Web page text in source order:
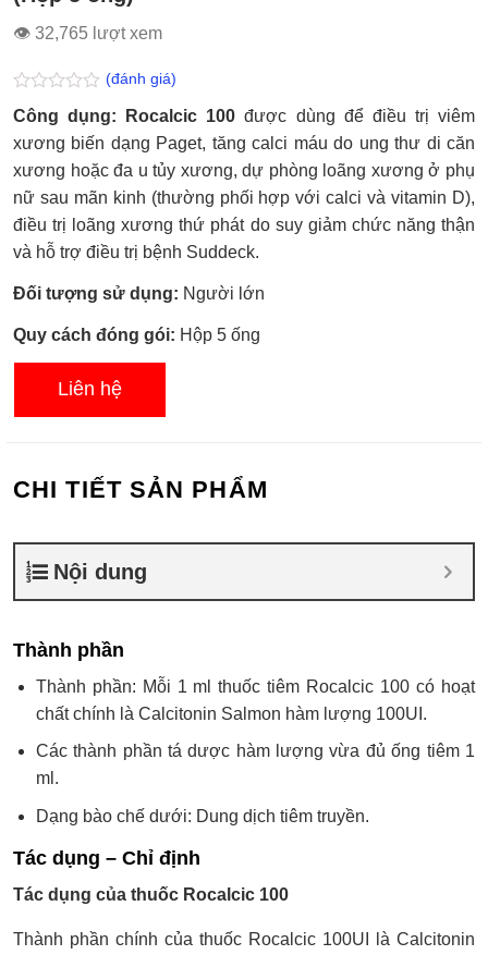
👁 32,765 lượt xem
Được
xếp
hạng
5
sao
(đánh giá)
Công dụng: Rocalcic 100 được dùng để điều trị viêm
xương biến dạng Paget, tăng calci máu do ung thư di căn
xương hoặc đa u tủy xương, dự phòng loãng xương ở phụ
nữ sau mãn kinh (thường phối hợp với calci và vitamin D),
điều trị loãng xương thứ phát do suy giảm chức năng thận
và hỗ trợ điều trị bệnh Suddeck.
Đối tượng sử dụng: Người lớn
Quy cách đóng gói: Hộp 5 ống
Liên hệ
CHI TIẾT SẢN PHẨM
Nội dung
Thành phần
Thành phần: Mỗi 1 ml thuốc tiêm Rocalcic 100 có hoạt
chất chính là Calcitonin Salmon hàm lượng 100UI.
Các thành phần tá dược hàm lượng vừa đủ ống tiêm 1
ml.
Dạng bào chế dưới: Dung dịch tiêm truyền.
Tác dụng – Chỉ định
Tác dụng của thuốc Rocalcic 100
Thành phần chính của thuốc Rocalcic 100UI là Calcitonin